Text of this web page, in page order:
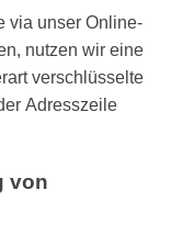
via unser Online-
nutzen wir eine
verschlüsselte
Adresszeile
von